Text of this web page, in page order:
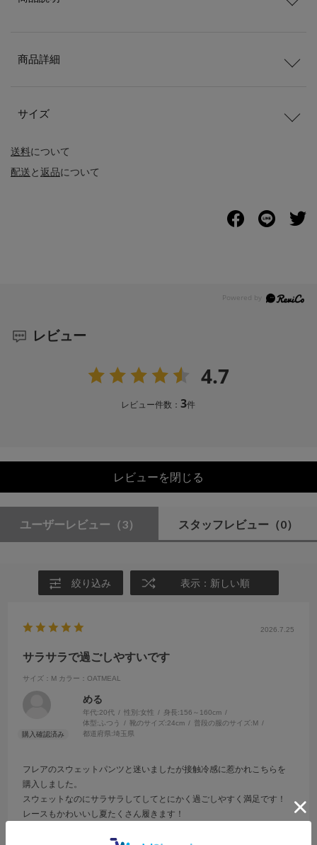
送料について
配送と返品について
商品詳細
サイズ
レビュー
4.7
レビュー件数：3件
レビューを閉じる
ユーザーレビュー （3） スタッフレビュー （0）
絞り込み 表示：新しい順
2026.7.25
サラサラで過ごしやすいです
サイズ：M カラー：OATMEAL
める
年代:20代 性別:女性 身長:156～160cm
体型: ふつう 靴のサイズ:24cm 普段の服のサイズ:M
都道府県:埼玉県
フレアのスウェットパンツと迷いましたが接触冷感に惹かれこちらを
購入しました。
スウェットなのにサラサラしてしてとにかく過ごしやすく満足です！
レースもかわいいし夏たくさん履きます！